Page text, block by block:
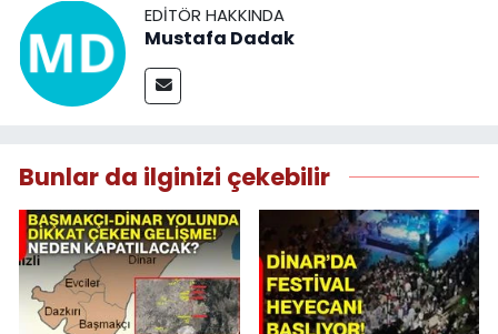
EDITÖR HAKKINDA
Mustafa Dadak
Bunlar da ilginizi çekebilir